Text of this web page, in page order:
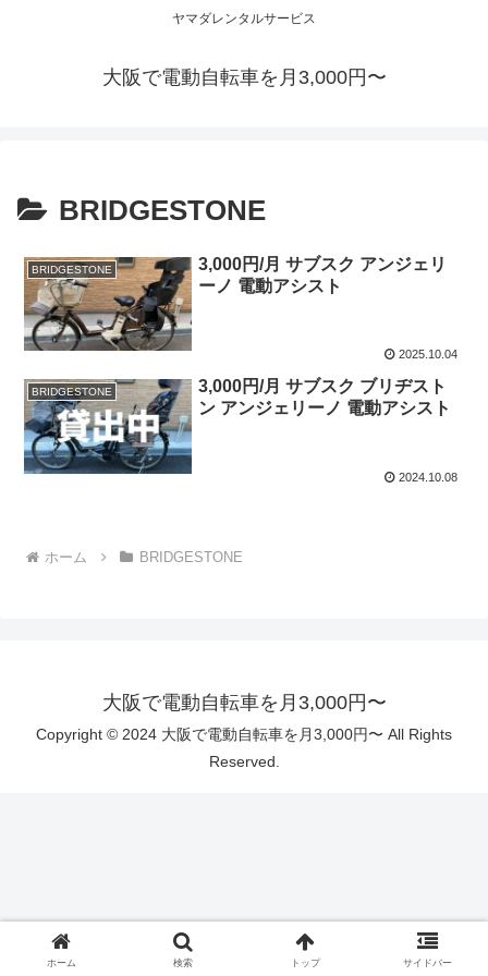
ヤマダレンタルサービス
大阪で電動自転車を月3,000円〜
BRIDGESTONE
BRIDGESTONE
3,000円/月 サブスク アンジェリ
ーノ 電動アシスト
2025.10.04
BRIDGESTONE
3,000円/月 サブスク ブリヂスト
ン アンジェリーノ 電動アシスト
2024.10.08
ホーム BRIDGESTONE
大阪で電動自転車を月3,000円〜
Copyright © 2024 大阪で電動自転車を月3,000円〜 All Rights
Reserved.
ホーム 検索 トップ サイドバー